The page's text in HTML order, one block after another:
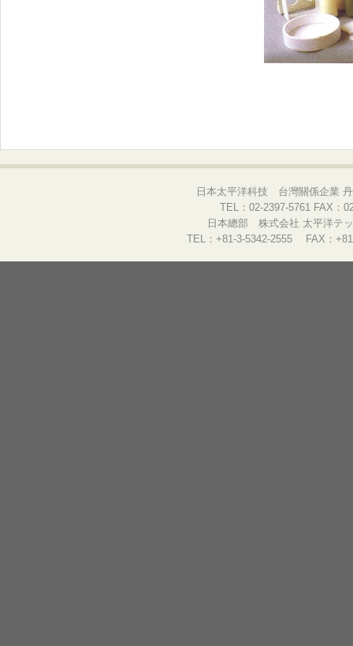
日本太平洋科技 台灣關係企業
TEL：02-2397-5761 FAX：
日本總部 株式会社 太平洋テ
TEL：+81-3-5342-2555 FAX：